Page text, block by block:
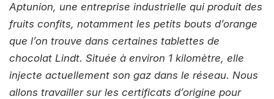
Aptunion, une entreprise industrielle qui produit des
fruits confits, notamment les petits bouts d’orange
que l’on trouve dans certaines tablettes de
chocolat Lindt. Située à environ 1 kilomètre, elle
injecte actuellement son gaz dans le réseau. Nous
allons travailler sur les certificats d’origine pour